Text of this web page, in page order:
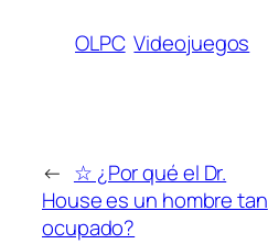
OLPC Videojuegos
← ☆ ¿Por qué el Dr.
House es un hombre tan
ocupado?